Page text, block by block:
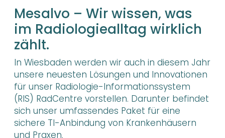
Mesalvo – Wir wissen, was
im Radiologiealltag wirklich
zählt.
In Wiesbaden werden wir auch in diesem Jahr
unsere neuesten Lösungen und Innovationen
für unser Radiologie-Informationssystem
(RIS) RadCentre vorstellen. Darunter befindet
sich unser umfassendes Paket für eine
sichere TI-Anbindung von Krankenhäusern
und Praxen.